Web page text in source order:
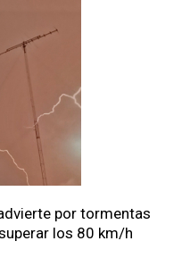
por tormentas
los 80 km/h